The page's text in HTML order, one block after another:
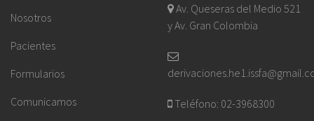
Nosotros
Pacientes
Formularios
Comunicamos
Av. Queseras del Medio 521
y Av. Gran Colombia
Teléfono: 02-3968300